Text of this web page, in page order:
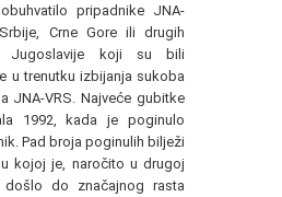
pripadnike JNA-
Crne Gore ili drugih
Jugoslavije koji su bili
u trenutku izbijanja sukoba
JNA-VRS. Najveće gubitke
1992, kada je poginulo
Pad broja poginulih bilježi
kojoj je, naročito u drugoj
došlo do značajnog rasta